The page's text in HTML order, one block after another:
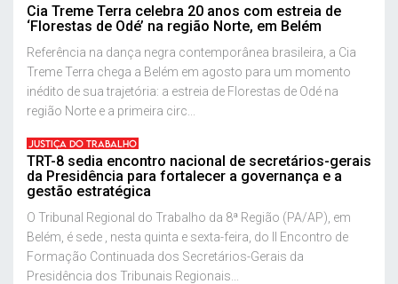
Cia Treme Terra celebra 20 anos com estreia de
‘Florestas de Odé’ na região Norte, em Belém
Referência na dança negra contemporânea brasileira, a Cia
Treme Terra chega a Belém em agosto para um momento
inédito de sua trajetória: a estreia de Florestas de Odé na
região Norte e a primeira circ...
JUSTIÇA DO TRABALHO
TRT-8 sedia encontro nacional de secretários-gerais
da Presidência para fortalecer a governança e a
gestão estratégica
O Tribunal Regional do Trabalho da 8ª Região (PA/AP), em
Belém, é sede , nesta quinta e sexta-feira, do II Encontro de
Formação Continuada dos Secretários-Gerais da
Presidência dos Tribunais Regionais...